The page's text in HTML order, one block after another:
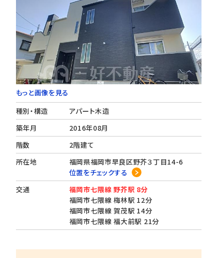
もっと画像を見る
種別・構造
アパート木造
築年月
2016年08月
階数
2階建て
所在地
福岡県福岡市早良区野芥３丁目14-6
位置をチェックする
交通
福岡市七隈線 野芥駅 8分
福岡市七隈線 梅林駅 12分
福岡市七隈線 賀茂駅 14分
福岡市七隈線 福大前駅 21分